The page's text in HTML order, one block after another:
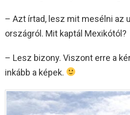
– Azt írtad, lesz mit mesélni az
országról. Mit kaptál Mexikótól?
– Lesz bizony. Viszont erre a
inkább a képek.